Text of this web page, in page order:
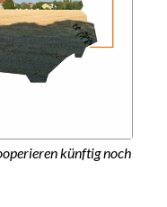
künftig noch